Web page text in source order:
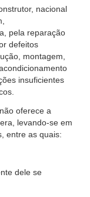
nacional
pela reparação
defeitos
montagem,
insuficientes
oferece a
levando-se em
entre as quais:
dele se